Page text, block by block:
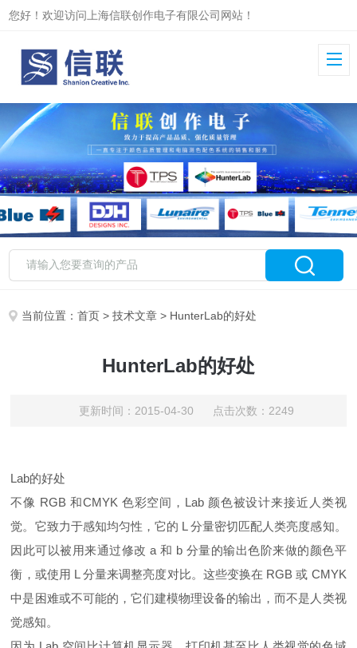
您好！欢迎访问上海信联创作电子有限公司网站！
当前位置：首页 >技术文章 > HunterLab的好处
HunterLab的好处
更新时间：2015-04-30 点击次数：2249
Lab的好处
不像 RGB 和CMYK 色彩空间，Lab 颜色被设计来接近人类视
觉。它致力于感知均匀性，它的 L 分量密切匹配人类亮度感知。
因此可以被用来通过修改 a 和 b 分量的输出色阶来做的颜色平
衡，或使用 L 分量来调整亮度对比。这些变换在 RGB 或 CMYK
中是困难或不可能的，它们建模物理设备的输出，而不是人类视
觉感知。